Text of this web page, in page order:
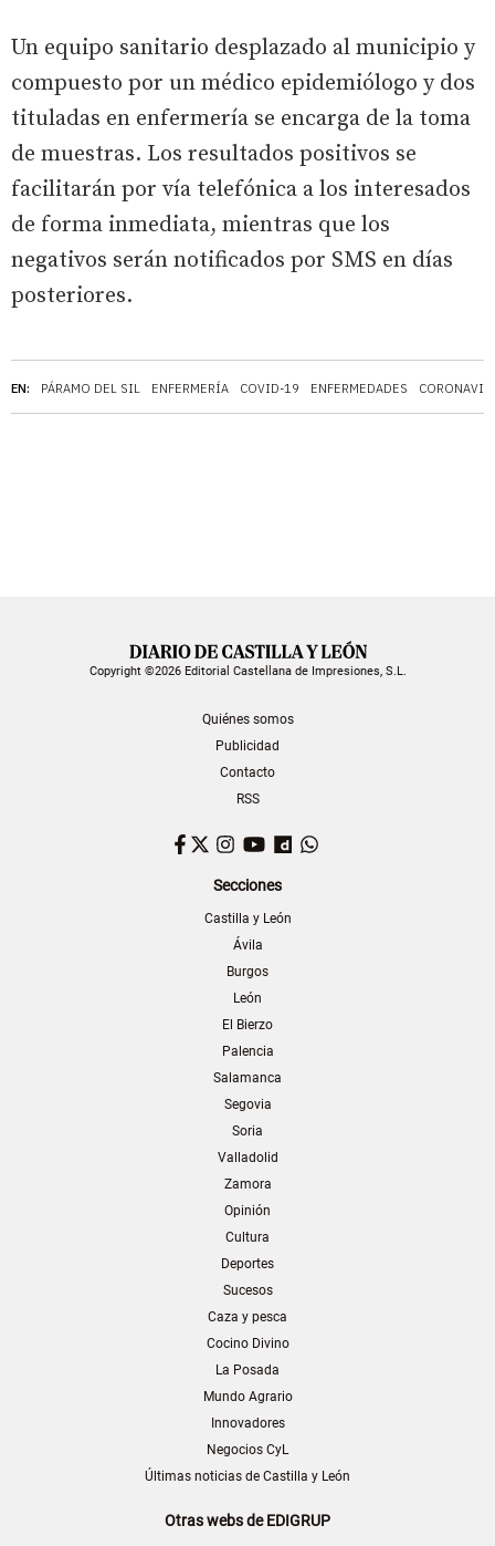
EN: PÁRAMO DEL SIL ENFERMERÍA COVID-19 ENFERMEDADES
Un equipo sanitario desplazado al municipio y
compuesto por un médico epidemiólogo y dos
tituladas en enfermería se encarga de la toma
de muestras. Los resultados positivos se
facilitarán por vía telefónica a los interesados
de forma inmediata, mientras que los
negativos serán notificados por SMS en días
posteriores.
Copyright ©2026 Editorial Castellana de Impresiones, S.L.
Quiénes somos
Publicidad
Contacto
RSS
Facebook
TwitterInstagram
YouTubeDailymotion
Secciones
Castilla y León
Ávila
Burgos
León
El Bierzo
Palencia
Salamanca
Segovia
Soria
Valladolid
Zamora
Opinión
Cultura
Deportes
Sucesos
Caza y pesca
Cocino Divino
La Posada
Mundo Agrario
Innovadores
Negocios CyL
Últimas noticias de Castilla y León
Otras webs de EDIGRUP